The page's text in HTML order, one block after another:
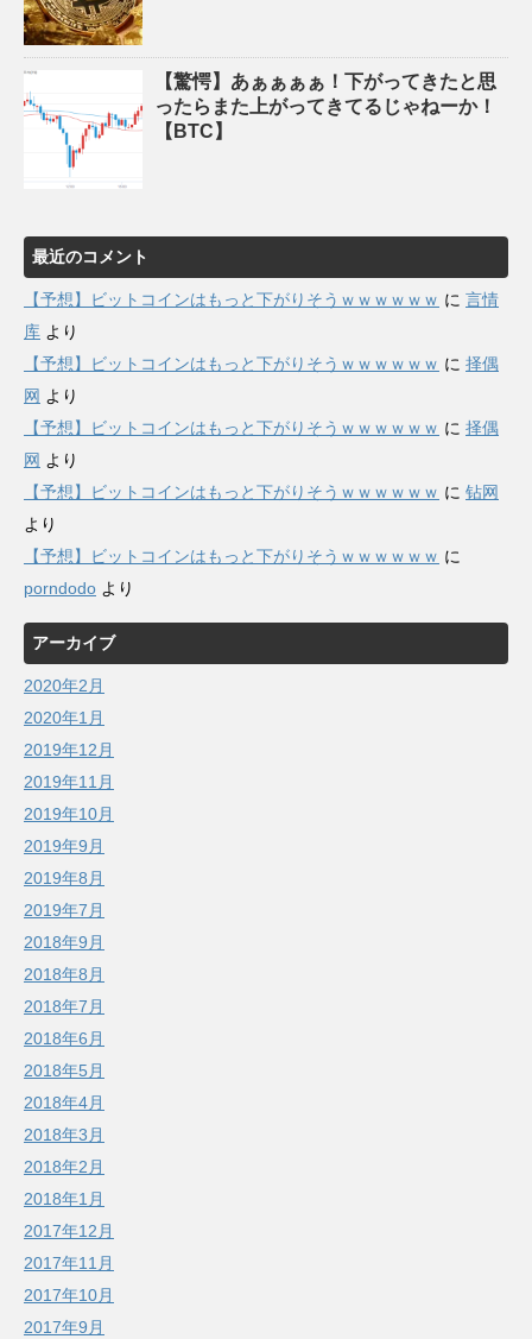
【驚愕】あぁぁぁぁ！下がってきたと思
ったらまた上がってきてるじゃねーか！
【BTC】
最近のコメント
【予想】ビットコインはもっと下がりそうｗｗｗｗｗｗ に 言情
库 より
【予想】ビットコインはもっと下がりそうｗｗｗｗｗｗ に 择偶
网 より
【予想】ビットコインはもっと下がりそうｗｗｗｗｗｗ に 择偶
网 より
【予想】ビットコインはもっと下がりそうｗｗｗｗｗｗ に 钻网
より
【予想】ビットコインはもっと下がりそうｗｗｗｗｗｗ に
porndodo より
アーカイブ
2020年2月
2020年1月
2019年12月
2019年11月
2019年10月
2019年9月
2019年8月
2019年7月
2018年9月
2018年8月
2018年7月
2018年6月
2018年5月
2018年4月
2018年3月
2018年2月
2018年1月
2017年12月
2017年11月
2017年10月
2017年9月